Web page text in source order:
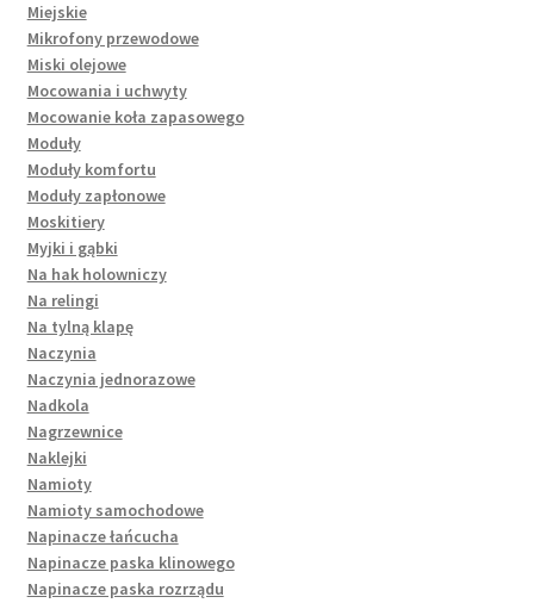
Miejskie
Mikrofony przewodowe
Miski olejowe
Mocowania i uchwyty
Mocowanie koła zapasowego
Moduły
Moduły komfortu
Moduły zapłonowe
Moskitiery
Myjki i gąbki
Na hak holowniczy
Na relingi
Na tylną klapę
Naczynia
Naczynia jednorazowe
Nadkola
Nagrzewnice
Naklejki
Namioty
Namioty samochodowe
Napinacze łańcucha
Napinacze paska klinowego
Napinacze paska rozrządu